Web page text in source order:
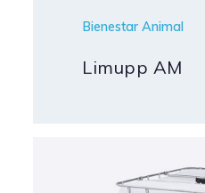
Bienestar Animal
Limupp AM